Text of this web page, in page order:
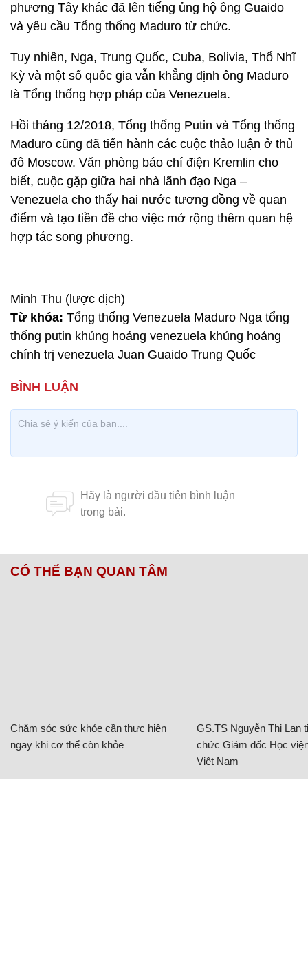
phương Tây khác đã lên tiếng ủng hộ ông Guaido
và yêu cầu Tổng thống Maduro từ chức.
Tuy nhiên, Nga, Trung Quốc, Cuba, Bolivia, Thổ Nhĩ
Kỳ và một số quốc gia vẫn khẳng định ông Maduro
là Tổng thống hợp pháp của Venezuela.
Hồi tháng 12/2018, Tổng thống Putin và Tổng thống
Maduro cũng đã tiến hành các cuộc thảo luận ở thủ
đô Moscow. Văn phòng báo chí điện Kremlin cho
biết, cuộc gặp giữa hai nhà lãnh đạo Nga –
Venezuela cho thấy hai nước tương đồng về quan
điểm và tạo tiền đề cho việc mở rộng thêm quan hệ
hợp tác song phương.
Minh Thu (lược dịch)
Từ khóa: Tổng thống Venezuela Maduro Nga tổng
thống putin khủng hoảng venezuela khủng hoảng
chính trị venezuela Juan Guaido Trung Quốc
CÓ THỂ BẠN QUAN TÂM
Chăm sóc sức khỏe cần thực hiện
ngay khi cơ thể còn khỏe
GS.TS Nguyễn Thị Lan
chức Giám đốc Học
Việt Nam